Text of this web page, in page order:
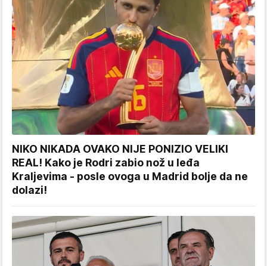
NIKO NIKADA OVAKO NIJE PONIZIO VELIKI
REAL! Kako je Rodri zabio nož u leđa
Kraljevima - posle ovoga u Madrid bolje da ne
dolazi!